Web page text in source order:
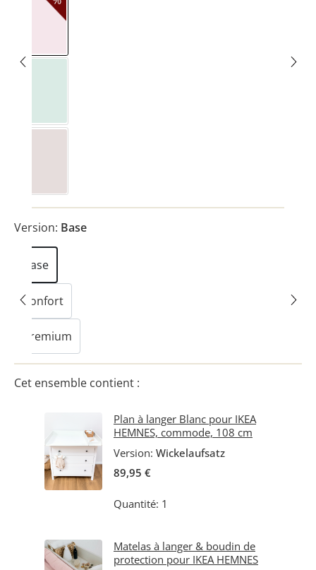
Version: Base
Base
Confort
Premium
Cet ensemble contient :
Plan à langer Blanc pour IKEA
HEMNES, commode, 108 cm
Version: Wickelaufsatz
89,95 €
Quantité: 1
Matelas à langer & boudin de
protection pour IKEA HEMNES